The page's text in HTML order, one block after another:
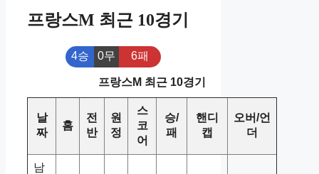
프랑스M 최근 10경기
4승 0무 6패
프랑스M 최근 10경기
날
짜
홈
전
반
원
정
스
코
어
승/
패
핸디
캡
오버/언
더
남